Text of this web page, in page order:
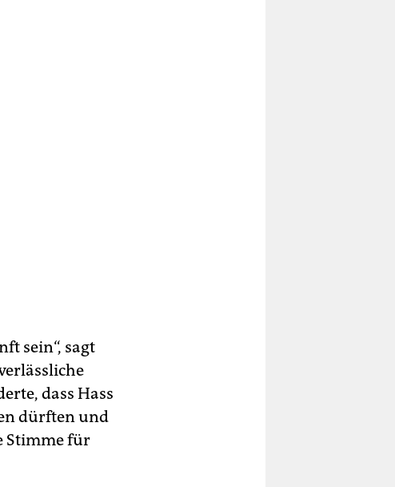
sein“, sagt
dass Hass
dürften und
Stimme für